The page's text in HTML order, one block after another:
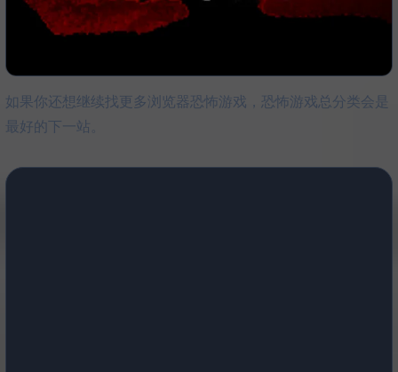
如果你还想继续找更多浏览器恐怖游戏，恐怖游戏总分类会是
最好的下一站。